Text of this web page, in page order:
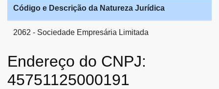
Código e Descrição da Natureza Jurídica
2062 - Sociedade Empresária Limitada
Endereço do CNPJ:
45751125000191